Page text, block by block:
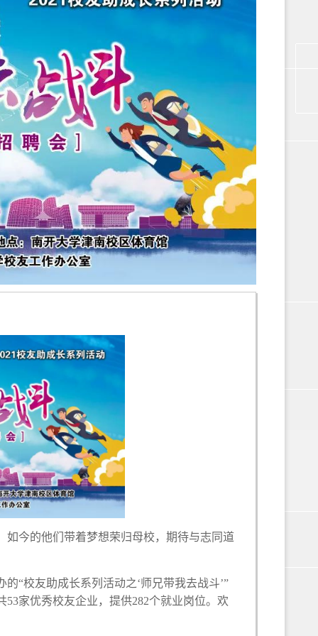
今的他们带着梦想荣归母校，期待与志同道
“校友助成长系列活动之‘师兄带我去战斗’”
53家优秀校友企业，提供282个就业岗位。欢